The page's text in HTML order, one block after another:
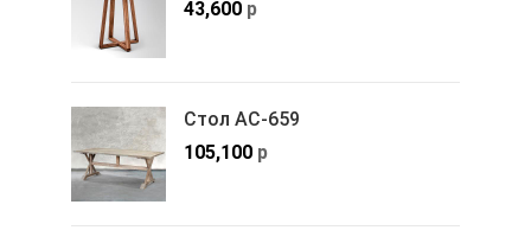
43,600 р
Стол АС-659
105,100 р